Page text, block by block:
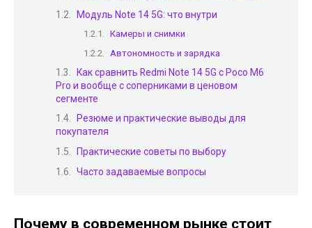
Модуль Note 14 5G: что внутри
Камеры и снимки
Автономность и зарядка
Как сравнить Redmi Note 14 5G с Poco M6
Pro и вообще с соперниками в ценовом
сегменте
Резюме и практические выводы для
покупателя
Практические советы по выбору
Часто задаваемые вопросы
Почему в современном рынке стоит